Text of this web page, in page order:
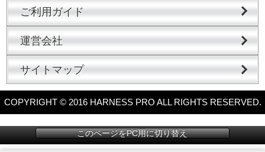
ご利用ガイド
運営会社
サイトマップ
COPYRIGHT © 2016 HARNESS PRO ALL RIGHTS RESERVED.
このページをPC用に切り替え